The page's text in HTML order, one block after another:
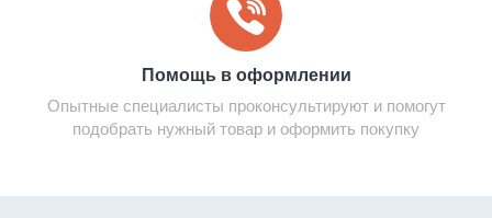
Помощь в оформлении
Опытные специалисты проконсультируют и помогут
подобрать нужный товар и оформить покупку